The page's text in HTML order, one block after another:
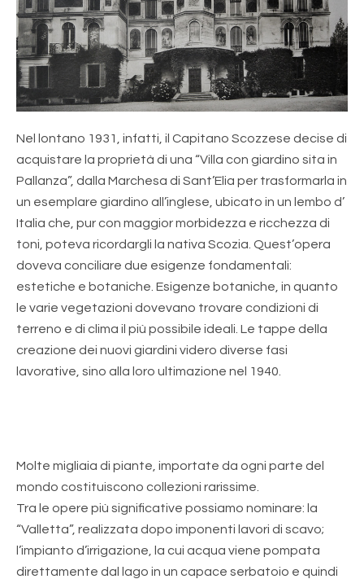
Nel lontano 1931, infatti, il Capitano Scozzese decise di
acquistare la proprietà di una “Villa con giardino sita in
Pallanza”, dalla Marchesa di Sant’Elia per trasformarla in
un esemplare giardino all’inglese, ubicato in un lembo d’
Italia che, pur con maggior morbidezza e ricchezza di
toni, poteva ricordargli la nativa Scozia. Quest’opera
doveva conciliare due esigenze fondamentali:
estetiche e botaniche. Esigenze botaniche, in quanto
le varie vegetazioni dovevano trovare condizioni di
terreno e di clima il più possibile ideali. Le tappe della
creazione dei nuovi giardini videro diverse fasi
lavorative, sino alla loro ultimazione nel 1940.
Molte migliaia di piante, importate da ogni parte del
mondo costituiscono collezioni rarissime.
Tra le opere più significative possiamo nominare: la
“Valletta”, realizzata dopo imponenti lavori di scavo;
l’impianto d’irrigazione, la cui acqua viene pompata
direttamente dal lago in un capace serbatoio e quindi